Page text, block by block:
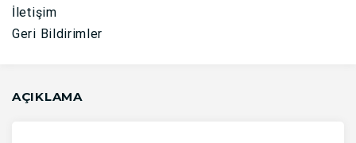
İletişim
Geri Bildirimler
AÇIKLAMA